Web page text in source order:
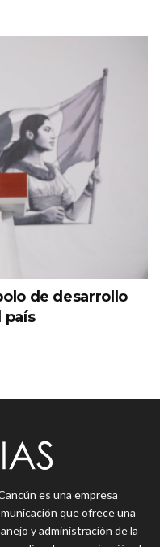
de desarrollo
país
es una empresa
que ofrece una
y administración de la